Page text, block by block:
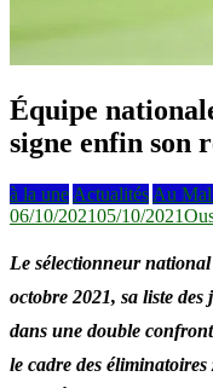
Équipe
signe enfin son
à la une Actualités Au
06/10/202105/10/2021
Le sélectionneur
octobre 2021, sa liste
dans une double
le cadre des